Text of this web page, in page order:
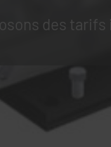
des tarifs